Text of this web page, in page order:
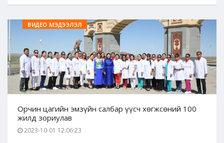
ВИДЕО МЭДЭЭЛЭЛ
Орчин цагийн эмзүйн салбар үүсч хөгжсөний 100
жилд зориулав
2023-10-01 12:06:23